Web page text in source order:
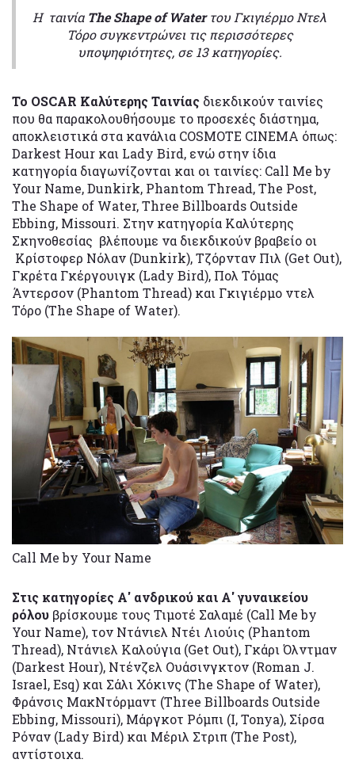
Η ταινίαThe Shape of Waterτου Γκιγιέρμο Ντελ
Τόρο συγκεντρώνει τις περισσότερες
υποψηφιότητες, σε 13 κατηγορίες.
Το OSCAR Καλύτερης Ταινίας διεκδικούν ταινίες
που θα παρακολουθήσουμε το προσεχές διάστημα,
αποκλειστικά στα κανάλια COSMOTE CINEMA όπως:
Darkest Hour και Lady Bird, ενώ στην ίδια
κατηγορία διαγωνίζονται και οι ταινίες: Call Me by
Your Name, Dunkirk, Phantom Thread, The Post,
The Shape of Water, Three Billboards Outside
Ebbing, Missouri. Στην κατηγορία Καλύτερης
Σκηνοθεσίας βλέπουμε να διεκδικούν βραβείο οι
Κρίστοφερ Νόλαν (Dunkirk), Τζόρνταν Πιλ (Get Out),
Γκρέτα Γκέργουιγκ (Lady Bird), Πολ Τόμας
Άντερσον (Phantom Thread) και Γκιγιέρμο ντελ
Τόρο (The Shape of Water).
Call Me by Your Name
Στις κατηγορίες Α' ανδρικού και Α' γυναικείου
ρόλου βρίσκουμε τους Τιμοτέ Σαλαμέ (Call Me by
Your Name), τον Ντάνιελ Ντέι Λιούις (Phantom
Thread), Ντάνιελ Καλούγια (Get Out), Γκάρι Όλντμαν
(Darkest Hour), Ντένζελ Ουάσινγκτον (Roman J.
Israel, Esq) και Σάλι Χόκινς (The Shape of Water),
Φράνσις ΜακΝτόρμαντ (Three Billboards Outside
Ebbing, Missouri), Μάργκοτ Ρόμπι (I, Tonya), Σίρσα
Ρόναν (Lady Bird) και Μέριλ Στριπ (The Post),
αντίστοιχα.